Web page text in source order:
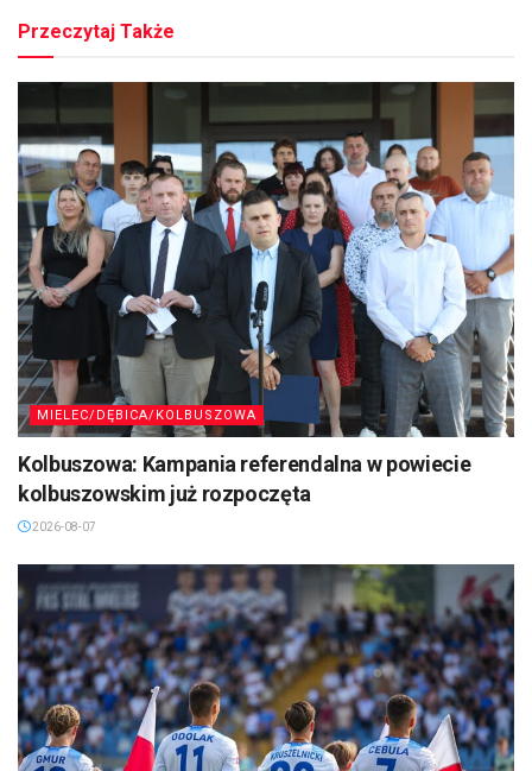
Przeczytaj Także
MIELEC/DĘBICA/KOLBUSZOWA
Kolbuszowa: Kampania referendalna w powiecie
kolbuszowskim już rozpoczęta
2026-08-07